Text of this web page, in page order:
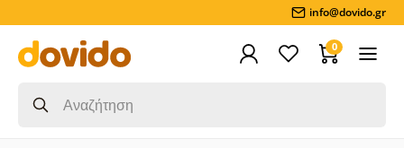
info@dovido.gr
0